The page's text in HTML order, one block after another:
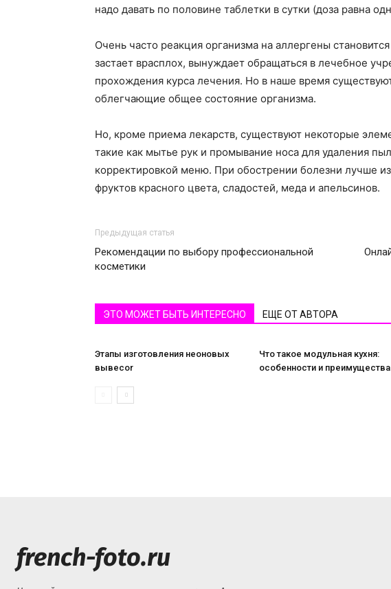
надо давать по половине таблетки в сутки (доза равна
Очень часто реакция организма на аллергены
застает врасплох, вынуждает обращаться в лечебное
прохождения курса лечения. Но в наше время
облегчающие общее состояние организма.
Но, кроме приема лекарств, существуют некоторые
такие как мытье рук и промывание носа для удаления
корректировкой меню. При обострении болезни лучше
фруктов красного цвета, сладостей, меда и апельсинов.
Предыдущая статья
Рекомендации по выбору профессиональной
косметики
ЭТО МОЖЕТ БЫТЬ ИНТЕРЕСНО ЕЩЕ ОТ АВТОРА
Этапы изготовления неоновых
вывесоr
Что такое модульная кухня:
особенности и преимущества
french-foto.ru